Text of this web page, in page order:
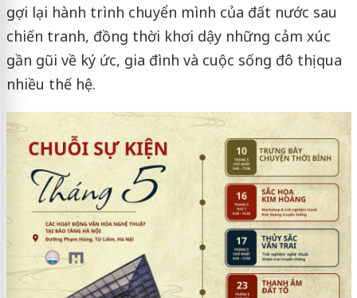
gợi lại hành trình chuyển mình của đất nước sau
chiến tranh, đồng thời khơi dậy những cảm xúc
gần gũi về ký ức, gia đình và cuộc sống đô thị qua
nhiều thế hệ.